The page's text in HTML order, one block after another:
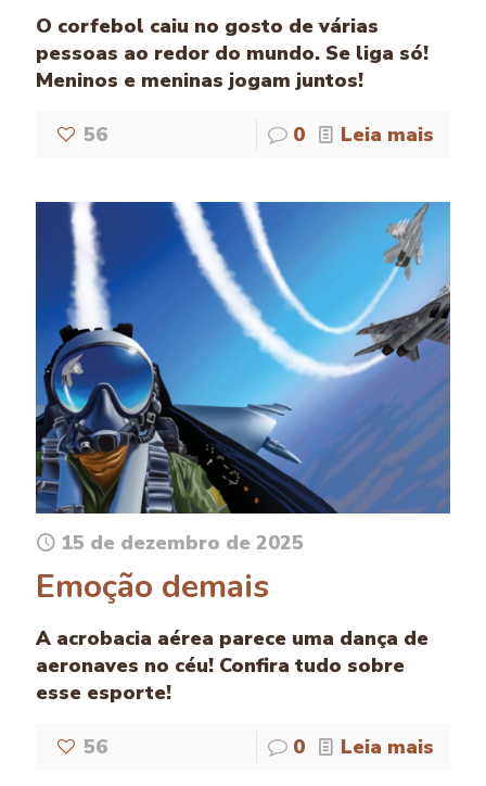
O corfebol caiu no gosto de várias
pessoas ao redor do mundo. Se liga só!
Meninos e meninas jogam juntos!
56 0 Leia mais
15 de dezembro de 2025
Emoção demais
A acrobacia aérea parece uma dança de
aeronaves no céu! Confira tudo sobre
esse esporte!
56 0 Leia mais